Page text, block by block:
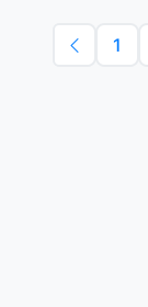
1